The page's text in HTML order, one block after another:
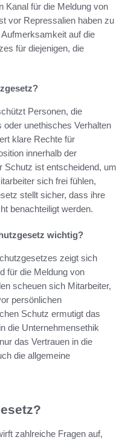
Kanal für die Meldung von
vor Repressalien haben zu
auf die
für diejenigen, die
Personen, die
unethisches Verhalten
klare Rechte für
innerhalb der
Schutz ist entscheidend, um
sich frei fühlen,
stellt sicher, dass ihre
benachteiligt werden.
wichtig?
zeigt sich
für die Meldung von
scheuen sich Mitarbeiter,
persönlichen
Schutz ermutigt das
die Unternehmensethik
das Vertrauen in die
die allgemeine
zahlreiche Fragen auf,